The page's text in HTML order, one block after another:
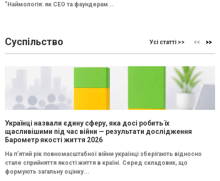
"Наймологія: як СEO та фаундерам...
Суспільство Усі статті >>
Українці назвали єдину сферу, яка досі робить їх
щасливішими під час війни — результати дослідження
Барометр якості життя 2026
На п’ятий рік повномасштабної війни українці зберігають відносно
стале сприйняття якості життя в країні. Серед складових, що
формують загальну оцінку...